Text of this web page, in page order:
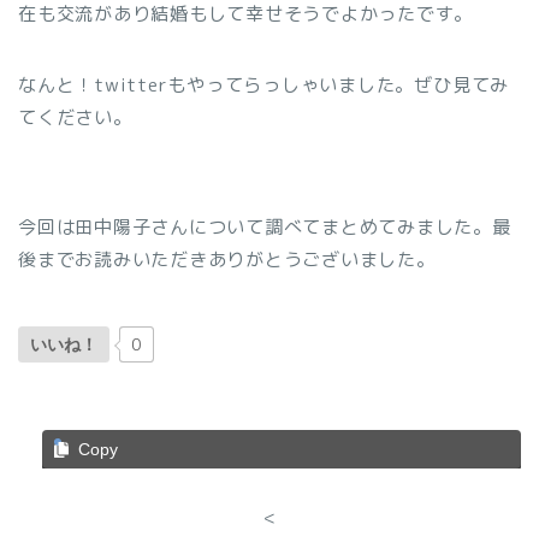
在も交流があり結婚もして幸せそうでよかったです。
なんと！twitterもやってらっしゃいました。ぜひ見てみ
てください。
今回は田中陽子さんについて調べてまとめてみました。最
後までお読みいただきありがとうございました。
いいね！ 0
Copy
<